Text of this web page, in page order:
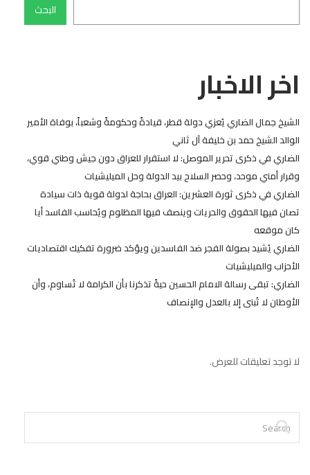
البحث
اخر الاخبار
الشيخ جمال الضاري يُعزي دولة قطر، قيادةً وحكومةً وشعباً، بوفاة الأمير
الوالد الشيخ حمد بن خليفة آل ثاني
الضاري في ذكرى تحرير الموصل: لا استقرار للعراق دون جيش وطني قوي،
وقرار أمني موحد، وحصر السلاح بيد الدولة وحل الميليشيات
الضاري في ذكرى ثورة العشرين: العراق بحاجة لدولة قوية ذات سيادة
تصان فيها الحقوق والحريات وينصف فيها المظلوم ويُحاسب الفاسد أيا
كان موقعه
الضاري يُشيد بصولة الفجر ضد الفاسدين ويؤكد ضرورة تفكيك اقتصاديات
الأحزاب والميليشيات
الضاري: تبقى رسالة الامام الحسين حيةً تذكرنا بأن الكرامة لا تُساوم، وأن
الأوطان لا تُبنى إلا بالعدل والإنصاف
لا توجد تعليقات للعرض.